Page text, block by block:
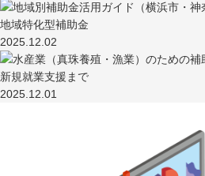
2025.12.02
2025.12.01